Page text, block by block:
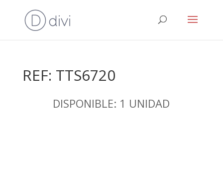
REF: TTS6720
DISPONIBLE: 1 UNIDAD